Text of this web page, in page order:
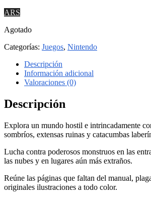
ARS
Agotado
Categorías: Juegos, Nintendo
Descripción
Información adicional
Valoraciones (0)
Descripción
Explora un mundo hostil e intrincadamente
sombríos, extensas ruinas y catacumbas
Lucha contra poderosos monstruos en las
las nubes y en lugares aún más extraños.
Reúne las páginas que faltan del manual,
originales ilustraciones a todo color.